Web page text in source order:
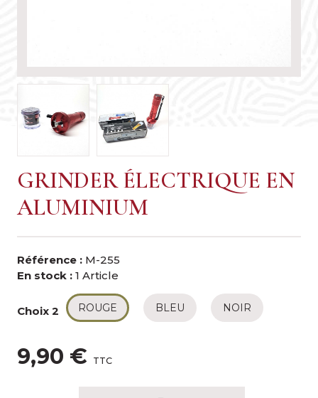
GRINDER ÉLECTRIQUE EN
ALUMINIUM
Référence : M-255
En stock : 1 Article
Choix 2 ROUGE BLEU NOIR
9,90 € TTC